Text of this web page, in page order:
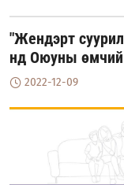
"Жендэрт
нд Оюуны
2022-12-09